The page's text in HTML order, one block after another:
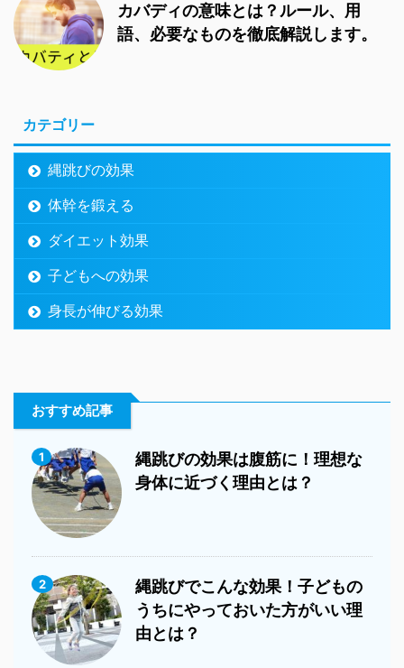
カバディの意味とは？ルール、用
語、必要なものを徹底解説します。
カテゴリー
縄跳びの効果
体幹を鍛える
ダイエット効果
子どもへの効果
身長が伸びる効果
おすすめ記事
1
縄跳びの効果は腹筋に！理想な
身体に近づく理由とは？
2
縄跳びでこんな効果！子どもの
うちにやっておいた方がいい理
由とは？